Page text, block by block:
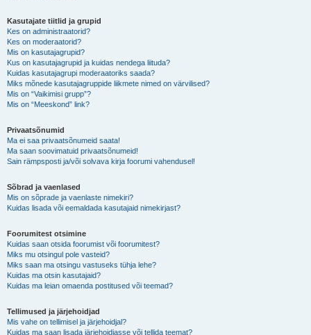
Kasutajate tiitlid ja grupid
Kes on administraatorid?
Kes on moderaatorid?
Mis on kasutajagrupid?
Kus on kasutajagrupid ja kuidas nendega liituda?
Kuidas kasutajagrupi moderaatoriks saada?
Miks mõnede kasutajagruppide liikmete nimed on värvilised?
Mis on “Vaikimisi grupp”?
Mis on “Meeskond” link?
Privaatsõnumid
Ma ei saa privaatsõnumeid saata!
Ma saan soovimatuid privaatsõnumeid!
Sain rämpsposti ja/või solvava kirja foorumi vahendusel!
Sõbrad ja vaenlased
Mis on sõprade ja vaenlaste nimekiri?
Kuidas lisada või eemaldada kasutajaid nimekirjast?
Foorumitest otsimine
Kuidas saan otsida foorumist või foorumitest?
Miks mu otsingul pole vasteid?
Miks saan ma otsingu vastuseks tühja lehe?
Kuidas ma otsin kasutajaid?
Kuidas ma leian omaenda postitused või teemad?
Tellimused ja järjehoidjad
Mis vahe on tellimisel ja järjehoidjal?
Kuidas ma saan lisada järjehoidjasse või tellida teemat?